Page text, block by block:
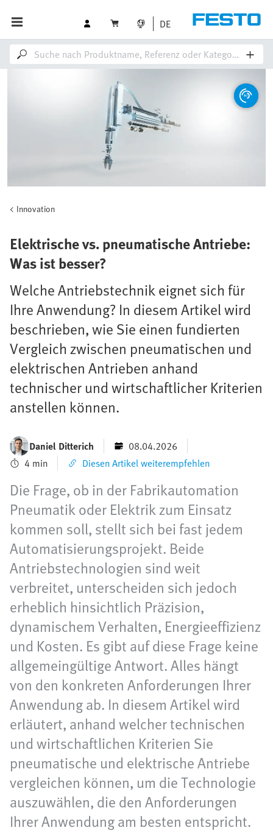
DE
Innovation
Elektrische vs. pneumatische Antriebe:
Was ist besser?
Welche Antriebstechnik eignet sich für
Ihre Anwendung? In diesem Artikel wird
beschrieben, wie Sie einen fundierten
Vergleich zwischen pneumatischen und
elektrischen Antrieben anhand
technischer und wirtschaftlicher Kriterien
anstellen können.
Daniel Ditterich
08.04.2026
4 min
Diesen Artikel weiterempfehlen
Die Frage, ob in der Fabrikautomation
Pneumatik oder Elektrik zum Einsatz
kommen soll, stellt sich bei fast jedem
Automatisierungsprojekt. Beide
Antriebstechnologien sind weit
verbreitet, unterscheiden sich jedoch
erheblich hinsichtlich Präzision,
dynamischem Verhalten, Energieeffizienz
und Kosten. Es gibt auf diese Frage keine
allgemeingültige Antwort. Alles hängt
von den konkreten Anforderungen Ihrer
Anwendung ab. In diesem Artikel wird
erläutert, anhand welcher technischen
und wirtschaftlichen Kriterien Sie
pneumatische und elektrische Antriebe
vergleichen können, um die Technologie
auszuwählen, die den Anforderungen
Ihrer Anwendung am besten entspricht.